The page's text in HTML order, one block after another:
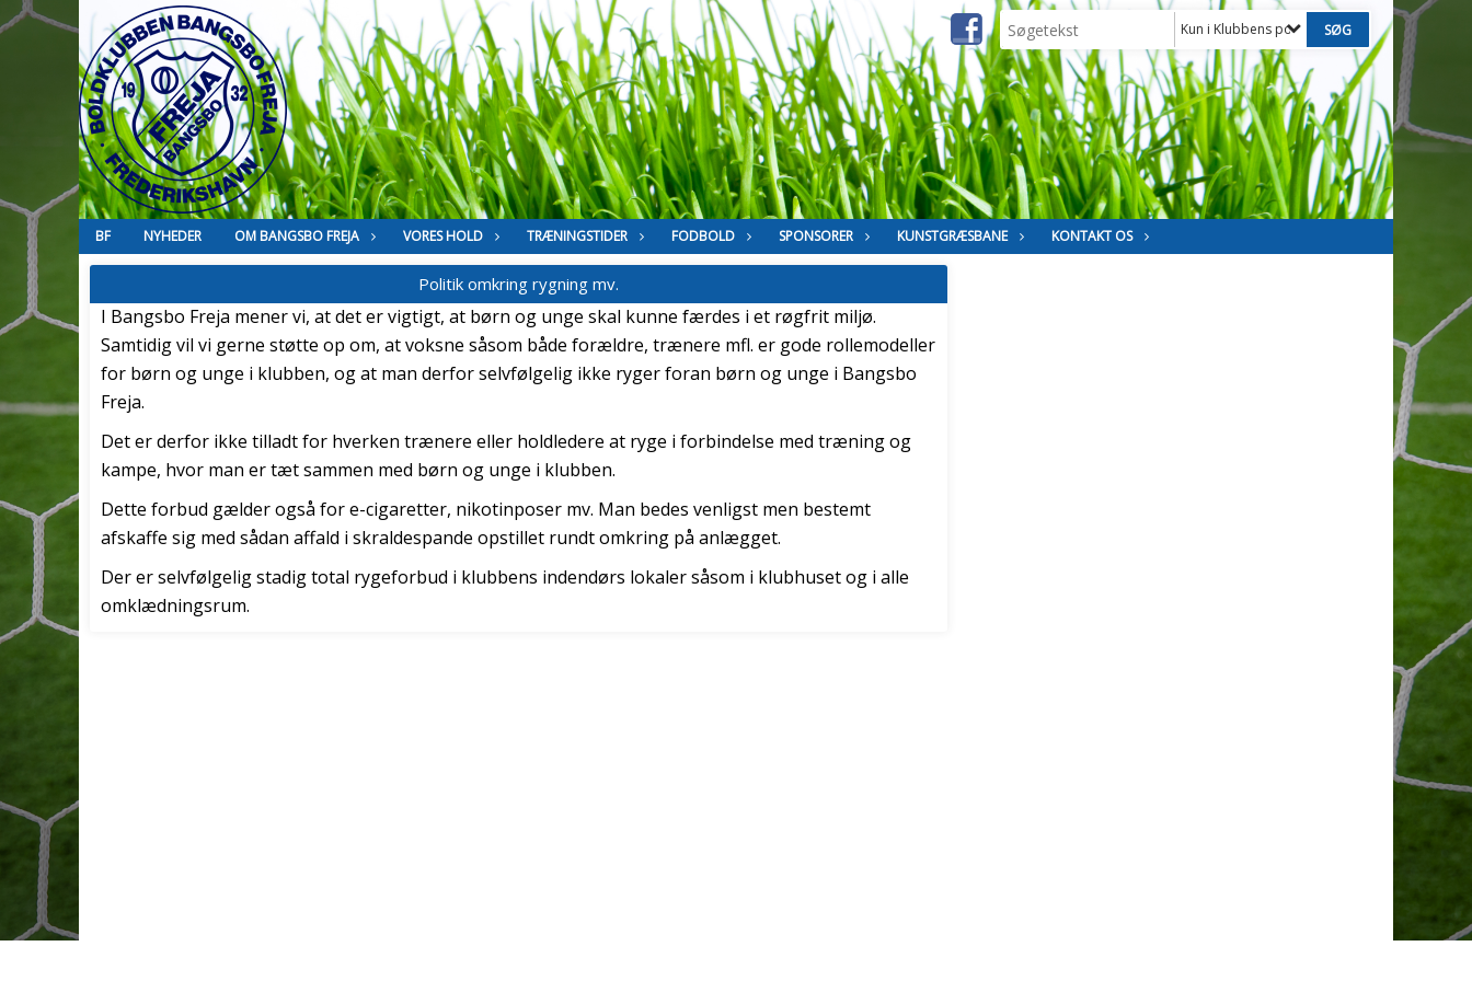
Kun i Klubbens politikker
BF NYHEDER OM BANGSBO FREJA VORES HOLD TRÆNINGSTIDER FODBOLD SPONSORER KUNSTGRÆSBANE KONTAKT OS
Politik omkring rygning mv.
I Bangsbo Freja mener vi, at det er vigtigt, at børn og unge skal kunne færdes i et røgfrit miljø.
Samtidig vil vi gerne støtte op om, at voksne såsom både forældre, trænere mfl. er gode rollemodeller
for børn og unge i klubben, og at man derfor selvfølgelig ikke ryger foran børn og unge i Bangsbo
Freja.
Det er derfor ikke tilladt for hverken trænere eller holdledere at ryge i forbindelse med træning og
kampe, hvor man er tæt sammen med børn og unge i klubben.
Dette forbud gælder også for e-cigaretter, nikotinposer mv. Man bedes venligst men bestemt
afskaffe sig med sådan affald i skraldespande opstillet rundt omkring på anlægget.
Der er selvfølgelig stadig total rygeforbud i klubbens indendørs lokaler såsom i klubhuset og i alle
omklædningsrum.